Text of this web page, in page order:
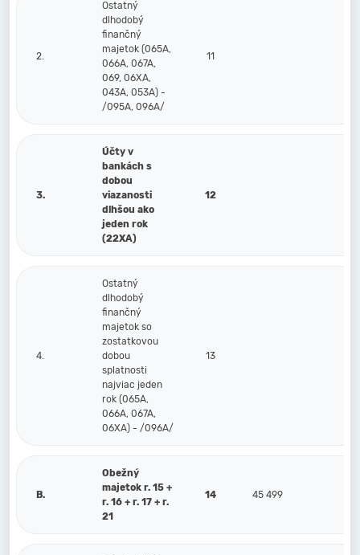
2.
Ostatný
dlhodobý
finančný
majetok (065A,
066A, 067A,
069, 06XA,
043A, 053A) -
/095A, 096A/
11
3.
Účty v
bankách s
dobou
viazanosti
dlhšou ako
jeden rok
(22XA)
12
4.
Ostatný
dlhodobý
finančný
majetok so
zostatkovou
dobou
splatnosti
najviac jeden
rok (065A,
066A, 067A,
06XA) - /096A/
13
B.
Obežný
majetok r. 15 +
r. 16 + r. 17 + r.
21
14 45 499